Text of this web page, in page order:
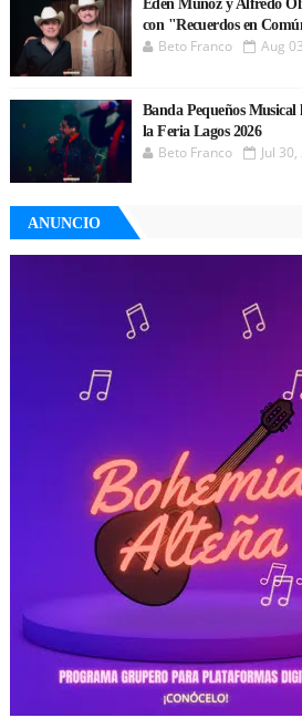
Eden Muñoz y Alfredo
con "Recuerdos en
Beto Franco Aug
Banda Pequeños
la Feria Lagos 2026
Beto Franco Jul
ANUNCIO